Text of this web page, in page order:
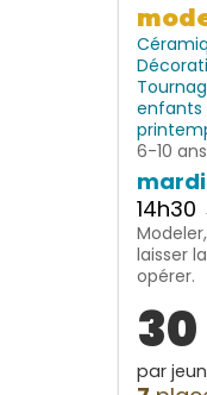
enfants
6-10
mardi
14h30
laisser
opérer.
par